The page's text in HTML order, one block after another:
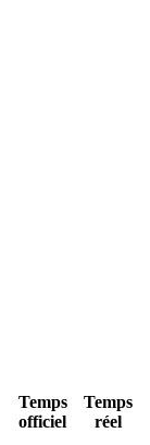
Temps
officiel
Temps
réel